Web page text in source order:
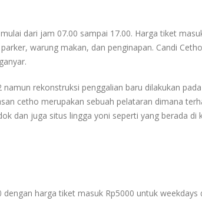
dari jam 07.00 sampai 17.00. Harga tiket
warung makan, dan penginapan. Candi
rekonstruksi penggalian baru dilakukan
cetho merupakan sebuah pelataran dimana
dan juga situs lingga yoni seperti yang berada di
harga tiket masuk Rp5000 untuk weekdays